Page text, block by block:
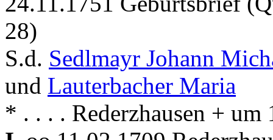
28)
S.d. Sedlmayr Johann
und Lauterbacher Maria
* . . . . Rederzhausen + um